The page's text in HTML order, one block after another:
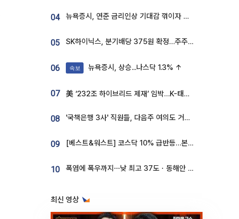
04 뉴욕증시, 연준 금리인상 기대감 꺾이자 상승...S&P500 사상 최고치 [종합]
05 SK하이닉스, 분기배당 375원 확정…주주환원책 9월로 앞당겨 발표
06 속보 뉴욕증시, 상승...나스닥 1.3% ↑
07 美 ‘232조 하이브리드 제재’ 임박…K-태양광, 불확실성 털고 날개 다나
08 '국책은행 3사' 직원들, 다음주 여의도 거리 나서는 까닭은
09 [베스트&워스트] 코스닥 10% 급반등…본느, 최대주주 변경 기대에 270% 폭등
10 폭염에 폭우까지⋯낮 최고 37도ㆍ동해안 강한 비 [날씨]
최신 영상